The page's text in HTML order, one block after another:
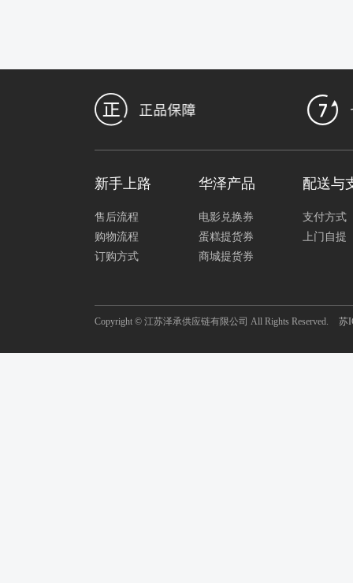
新手上路
售后流程
购物流程
订购方式
华泽产品
电影兑换券
蛋糕提货券
商城提货券
配送与
支付方式
上门自提
Copyright © 江苏泽承供应链有限公司 All Rights Reserved. 苏